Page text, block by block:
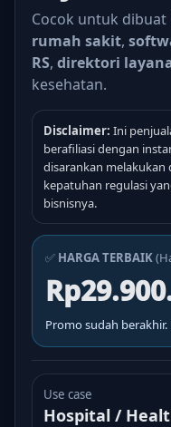
Cocok untuk dibuat
rumah sakit,
RS, direktori
kesehatan.
Disclaimer: Ini
berafiliasi dengan
disarankan melakukan
kepatuhan regulasi
bisnisnya.
✅ HARGA TERBAIK
Promo sudah
Use case
Hospital /